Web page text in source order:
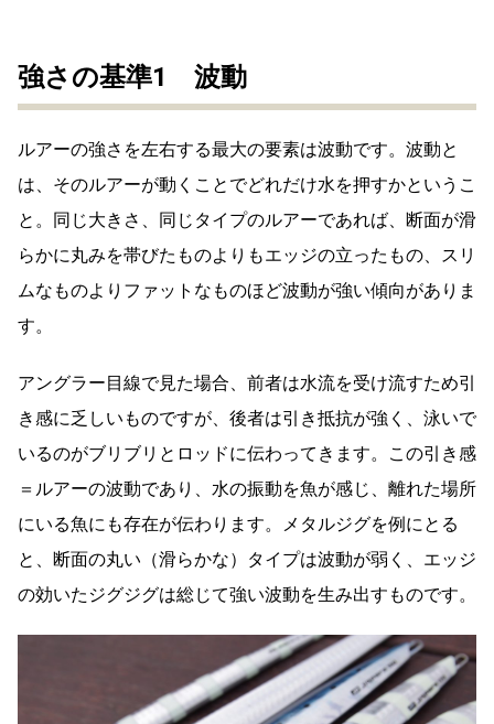
強さの基準1 波動
ルアーの強さを左右する最大の要素は波動です。波動と
は、そのルアーが動くことでどれだけ水を押すかというこ
と。同じ大きさ、同じタイプのルアーであれば、断面が滑
らかに丸みを帯びたものよりもエッジの立ったもの、スリ
ムなものよりファットなものほど波動が強い傾向がありま
す。
アングラー目線で見た場合、前者は水流を受け流すため引
き感に乏しいものですが、後者は引き抵抗が強く、泳いで
いるのがブリブリとロッドに伝わってきます。この引き感
＝ルアーの波動であり、水の振動を魚が感じ、離れた場所
にいる魚にも存在が伝わります。メタルジグを例にとる
と、断面の丸い（滑らかな）タイプは波動が弱く、エッジ
の効いたジグジグは総じて強い波動を生み出すものです。